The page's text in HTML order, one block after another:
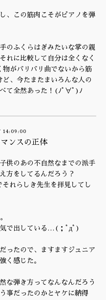
、この筋肉こそがピアノを弾
のふくらはぎみたいな掌の親
れに比較して自分は全くなく
物がバリバリ曲でないから筋
、今たまたまいろんな人の
て全然あった！(ﾉﾟ∀ﾟ)ﾉ
14:09:00
ンスの正体
供のあの不自然なまでの派手
方をしてるんだろう？
れらしき先生を拝見してし
で出している…(；ﾟдﾟ)
ったので、ますますジュニア
く感じた。
な弾き方ってなんなんだろう
事だったのかとヤケに納得